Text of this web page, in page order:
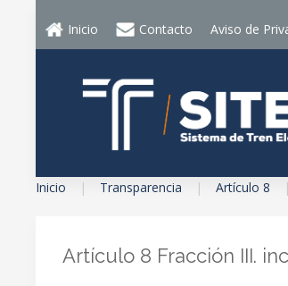
Inicio Contacto Aviso de
Inicio Transparencia Artículo 8
Artículo 8 Fracción III.